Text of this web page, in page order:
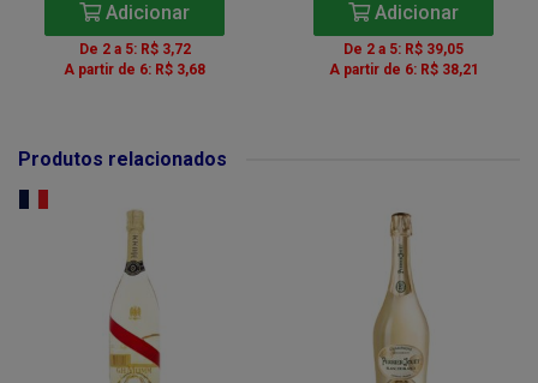
Adicionar
De 2 a 5: R$ 3,72
A partir de 6: R$ 3,68
Adicionar
De 2 a 5: R$ 39,05
A partir de 6: R$ 38,21
Produtos relacionados